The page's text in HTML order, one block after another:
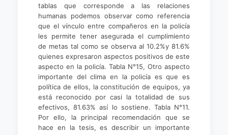
tablas que corresponde a las relaciones
humanas podemos observar como referencia
que el vínculo entre compañeros en la policía
les permite tener asegurada el cumplimiento
de metas tal como se observa al 10.2%y 81.6%
quienes expresaron aspectos positivos de este
aspecto en la policía. Tabla N°15, Otro aspecto
importante del clima en la policía es que es
política de ellos, la constitución de equipos, ya
está reconocido por casi la totalidad de sus
efectivos, 81.63% así lo sostiene. Tabla N°11.
Por ello, la principal recomendación que se
hace en la tesis, es describir un importante